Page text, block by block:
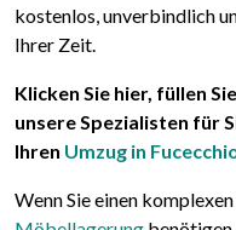
kostenlos, unverbindlich
Ihrer Zeit.
Klicken Sie hier, füllen
unsere Spezialisten für
Ihren Umzug in
Wenn Sie einen